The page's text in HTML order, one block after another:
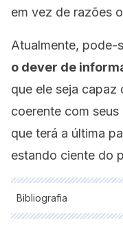
em vez de razões
Atualmente, pode-
o dever de
que ele seja capaz
coerente com
que terá a última
estando ciente do
Bibliografia
Todas as fontes